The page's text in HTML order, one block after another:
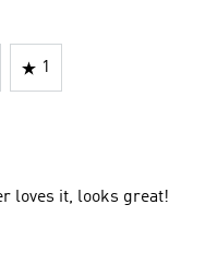
1
loves it, looks great!